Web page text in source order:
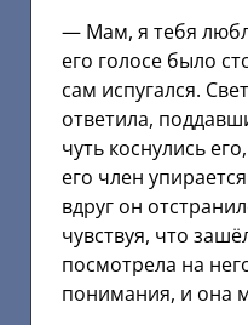
— Мам, я тебя
его голосе было
сам испугался.
ответила,
чуть коснулись
его член
вдруг он
чувствуя, что
посмотрела на
понимания, и она